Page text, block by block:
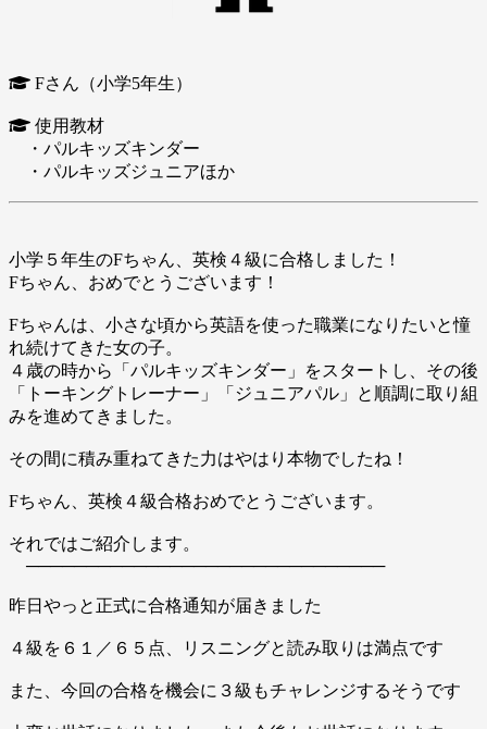
Fさん（小学5年生）
使用教材
・パルキッズキンダー
・パルキッズジュニアほか
小学５年生のFちゃん、英検４級に合格しました！
Fちゃん、おめでとうございます！
Fちゃんは、小さな頃から英語を使った職業になりたいと憧
れ続けてきた女の子。
４歳の時から「パルキッズキンダー」をスタートし、その後
「トーキングトレーナー」「ジュニアパル」と順調に取り組
みを進めてきました。
その間に積み重ねてきた力はやはり本物でしたね！
Fちゃん、英検４級合格おめでとうございます。
それではご紹介します。
──────────────────────────────
昨日やっと正式に合格通知が届きました
４級を６１／６５点、リスニングと読み取りは満点です
また、今回の合格を機会に３級もチャレンジするそうです